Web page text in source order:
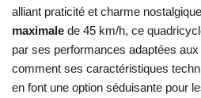
alliant praticité et charme
maximale de 45 km/h, ce
par ses performances adaptées
comment ses caractéristiques
en font une option séduisante pour